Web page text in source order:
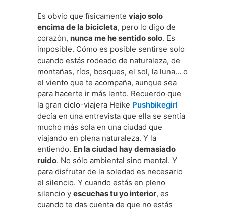
Es obvio que físicamente viajo solo
encima de la bicicleta, pero lo digo de
corazón, nunca me he sentido solo. Es
imposible. Cómo es posible sentirse solo
cuando estás rodeado de naturaleza, de
montañas, ríos, bosques, el sol, la luna… o
el viento que te acompaña, aunque sea
para hacerte ir más lento. Recuerdo que
la gran ciclo-viajera Heike Pushbikegirl
decía en una entrevista que ella se sentía
mucho más sola en una ciudad que
viajando en plena naturaleza. Y la
entiendo. En la ciudad hay demasiado
ruido. No sólo ambiental sino mental. Y
para disfrutar de la soledad es necesario
el silencio. Y cuando estás en pleno
silencio y escuchas tu yo interior, es
cuando te das cuenta de que no estás